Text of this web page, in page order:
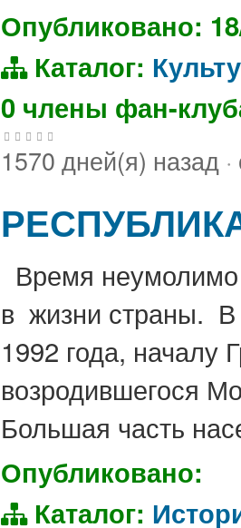
Опубликовано:
Каталог:
0 члены фан-
1570 дней(я) назад ·
Время
в жизни страны. В
1992 года, началу
возродившегося
Большая часть
Опубликовано:
Каталог: